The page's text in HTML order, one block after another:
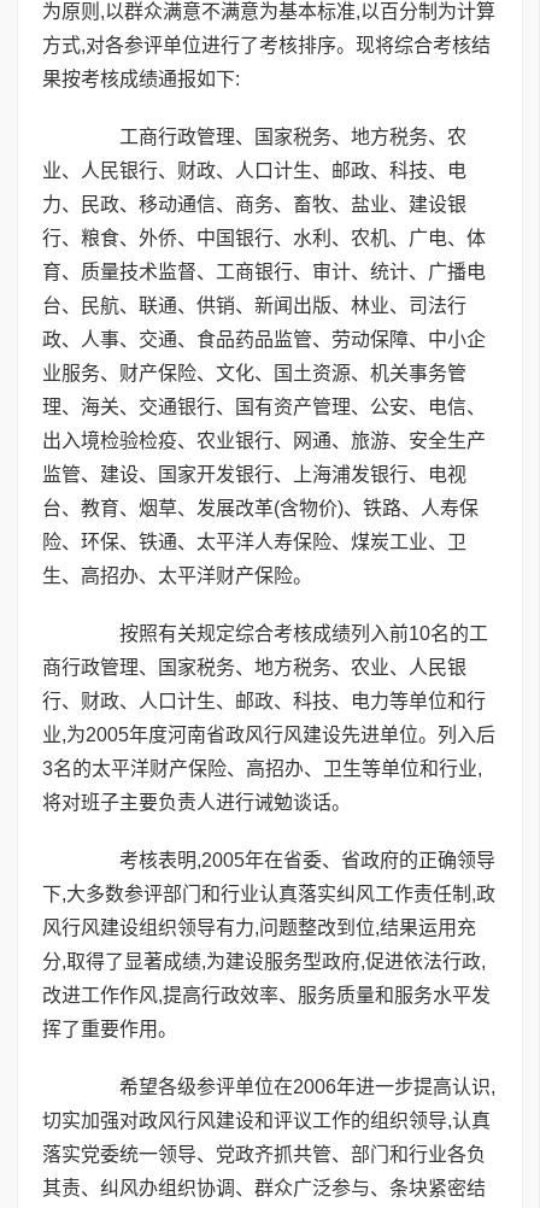
为原则,以群众满意不满意为基本标准,以百分制为计算
方式,对各参评单位进行了考核排序。现将综合考核结
果按考核成绩通报如下:
工商行政管理、国家税务、地方税务、农
业、人民银行、财政、人口计生、邮政、科技、电
力、民政、移动通信、商务、畜牧、盐业、建设银
行、粮食、外侨、中国银行、水利、农机、广电、体
育、质量技术监督、工商银行、审计、统计、广播电
台、民航、联通、供销、新闻出版、林业、司法行
政、人事、交通、食品药品监管、劳动保障、中小企
业服务、财产保险、文化、国土资源、机关事务管
理、海关、交通银行、国有资产管理、公安、电信、
出入境检验检疫、农业银行、网通、旅游、安全生产
监管、建设、国家开发银行、上海浦发银行、电视
台、教育、烟草、发展改革(含物价)、铁路、人寿保
险、环保、铁通、太平洋人寿保险、煤炭工业、卫
生、高招办、太平洋财产保险。
按照有关规定综合考核成绩列入前10名的工
商行政管理、国家税务、地方税务、农业、人民银
行、财政、人口计生、邮政、科技、电力等单位和行
业,为2005年度河南省政风行风建设先进单位。列入后
3名的太平洋财产保险、高招办、卫生等单位和行业,
将对班子主要负责人进行诫勉谈话。
考核表明,2005年在省委、省政府的正确领导
下,大多数参评部门和行业认真落实纠风工作责任制,政
风行风建设组织领导有力,问题整改到位,结果运用充
分,取得了显著成绩,为建设服务型政府,促进依法行政,
改进工作作风,提高行政效率、服务质量和服务水平发
挥了重要作用。
希望各级参评单位在2006年进一步提高认识,
切实加强对政风行风建设和评议工作的组织领导,认真
落实党委统一领导、党政齐抓共管、部门和行业各负
其责、纠风办组织协调、群众广泛参与、条块紧密结